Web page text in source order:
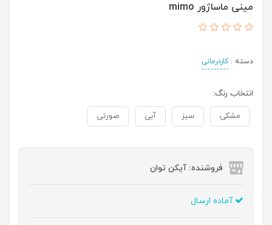
مینی ماساژور mimo
دسته :کاردرمانی
انتخاب رنگ:
مشکی سبز آبی صورتی
فروشنده: آیکن توان
آماده ارسال